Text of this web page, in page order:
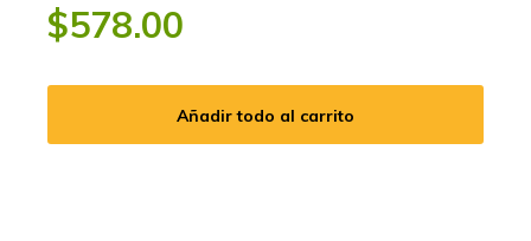
$578.00
Añadir todo al carrito